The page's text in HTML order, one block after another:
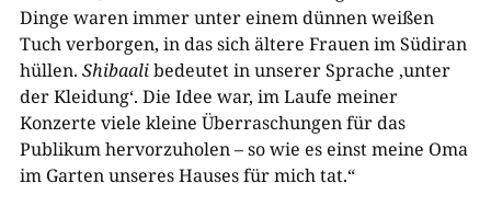
Dinge waren immer unter einem dünnen weißen
Tuch verborgen, in das sich ältere Frauen im Südiran
hüllen. Shibaalibedeutet in unserer Sprache ‚unter
der Kleidung‘. Die Idee war, im Laufe meiner
Konzerte viele kleine Überraschungen für das
Publikum hervorzuholen – so wie es einst meine Oma
im Garten unseres Hauses für mich tat.“